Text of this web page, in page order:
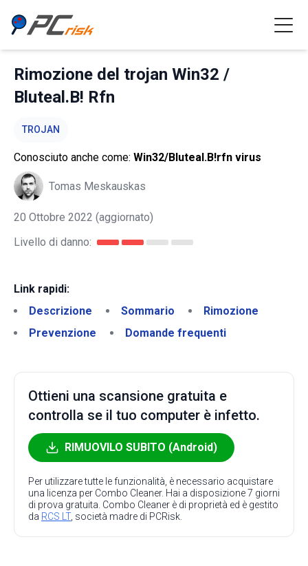
Rimozione del trojan Win32 /
Bluteal.B! Rfn
TROJAN
Conosciuto anche come: Win32/Bluteal.B!rfn virus
Tomas Meskauskas
20 Ottobre 2022 (aggiornato)
Livello di danno:
Link rapidi:
Descrizione
Sommario
Rimozione
Prevenzione
Domande frequenti
Ottieni una scansione gratuita e
controlla se il tuo computer è infetto.
RIMUOVILO SUBITO (Android)
Per utilizzare tutte le funzionalità, è necessario acquistare
una licenza per Combo Cleaner. Hai a disposizione 7 giorni
di prova gratuita. Combo Cleaner è di proprietà ed è gestito
da RCS LT, società madre di PCRisk.